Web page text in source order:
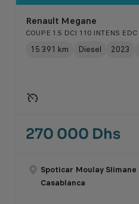
Renault Megane
COUPE 1.5 DCI 110 INTENS EDC
15 391 km Diesel 2023
270 000 Dhs
Spoticar Moulay Slimane
Casablanca